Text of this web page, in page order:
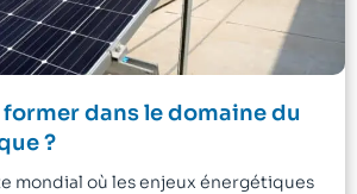
dans le domaine du
?
mondial où les enjeux énergétiques